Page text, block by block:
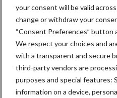
your consent will be valid
change or withdraw your
“Consent Preferences”
We respect your choices and
with a transparent and secure
third-party vendors are
purposes and special features:
information on a device,
6 aug
Tien
langere
5 aug
“Vraag
groter dan